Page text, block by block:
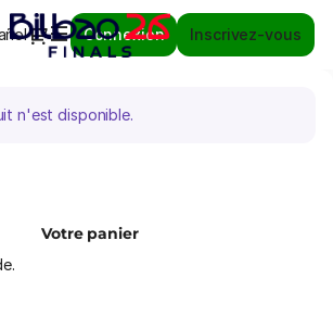
Dialogue
Connexion Inscrivez-vous
n'est disponible.
Votre panier